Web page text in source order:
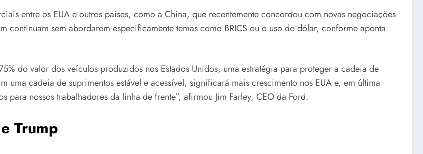
entre os EUA e outros países, como a China, que recentemente concordou com novas negociações
continuam sem abordarem especificamente temas como BRICS ou o uso do dólar, conforme aponta
do valor dos veículos produzidos nos Estados Unidos, uma estratégia para proteger a cadeia de
cadeia de suprimentos estável e acessível, significará mais crescimento nos EUA e, em última
nossos trabalhadores da linha de frente”, afirmou Jim Farley, CEO da Ford.
Trump